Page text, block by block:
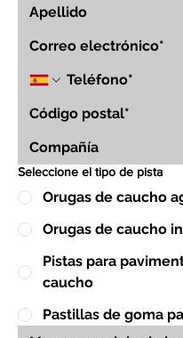
Seleccione el tipo de pista
Orugas de caucho
Orugas de caucho
Pistas para
caucho
Pastillas de goma